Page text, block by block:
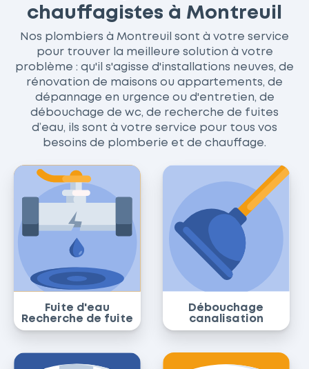
chauffagistes à Montreuil
Nos plombiers à Montreuil sont à votre service
pour trouver la meilleure solution à votre
problème : qu'il s'agisse d'installations neuves, de
rénovation de maisons ou appartements, de
dépannage en urgence ou d'entretien, de
débouchage de wc, de recherche de fuites
d’eau, ils sont à votre service pour tous vos
besoins de plomberie et de chauffage.
Fuite d'eau
Recherche de fuite
Débouchage
canalisation